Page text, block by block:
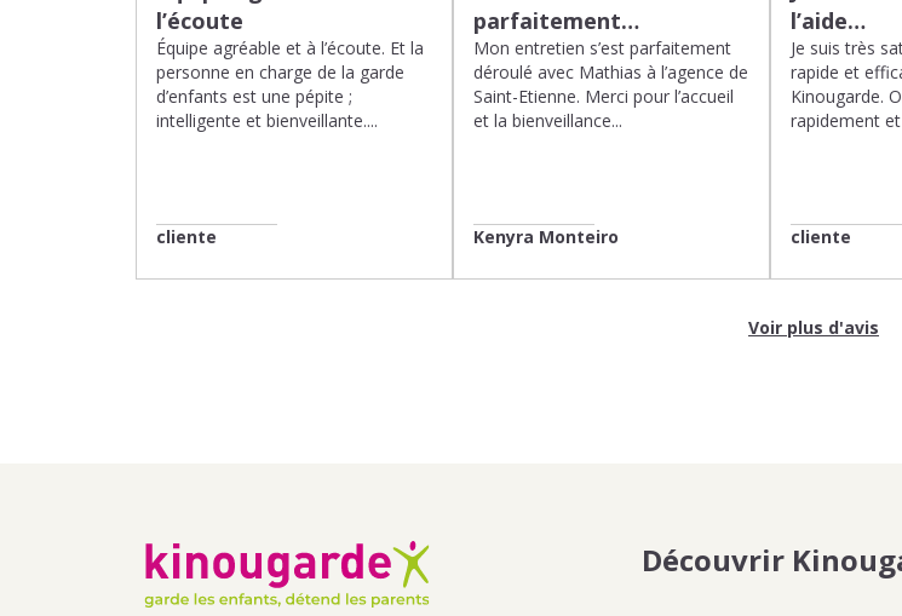
l’écoute
Équipe agréable et à l’écoute. Et la
personne en charge de la garde
d’enfants est une pépite ;
intelligente et bienveillante....
cliente
parfaitement…
Mon entretien s’est parfaitement
déroulé avec Mathias à l’agence de
Saint-Etienne. Merci pour l’accueil
et la bienveillance...
Kenyra Monteiro
l’aide…
Je suis très
rapide et
Kinougarde.
rapidement
cliente
Voir plus d'avis
Découvrir